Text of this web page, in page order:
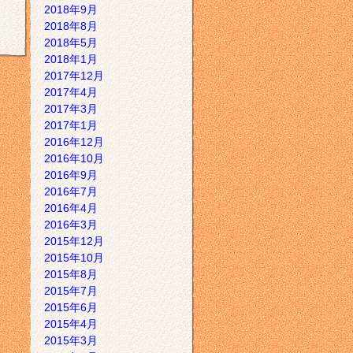
2018年9月
2018年8月
2018年5月
2018年1月
2017年12月
2017年4月
2017年3月
2017年1月
2016年12月
2016年10月
2016年9月
2016年7月
2016年4月
2016年3月
2015年12月
2015年10月
2015年8月
2015年7月
2015年6月
2015年4月
2015年3月